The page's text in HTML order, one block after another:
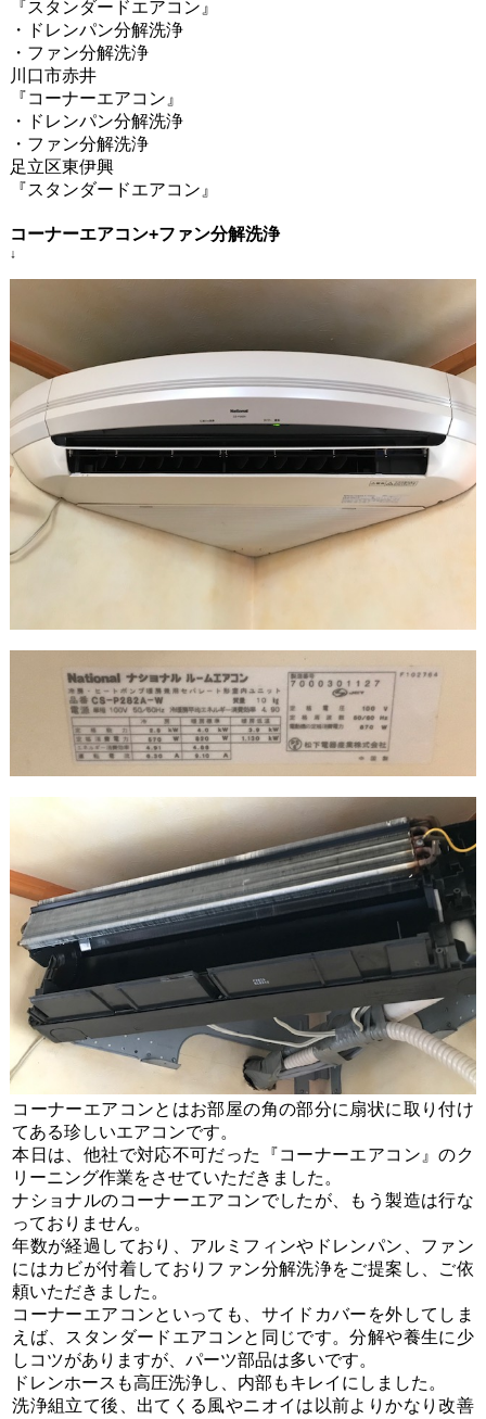
『スタンダードエアコン』
・ドレンパン分解洗浄
・ファン分解洗浄
川口市赤井
『コーナーエアコン』
・ドレンパン分解洗浄
・ファン分解洗浄
足立区東伊興
『スタンダードエアコン』
コーナーエアコン+ファン分解洗浄
↓
コーナーエアコンとはお部屋の角の部分に扇状に取り付け
てある珍しいエアコンです。
本日は、他社で対応不可だった『コーナーエアコン』のク
リーニング作業をさせていただきました。
ナショナルのコーナーエアコンでしたが、もう製造は行な
っておりません。
年数が経過しており、アルミフィンやドレンパン、ファン
にはカビが付着しておりファン分解洗浄をご提案し、ご依
頼いただきました。
コーナーエアコンといっても、サイドカバーを外してしま
えば、スタンダードエアコンと同じです。分解や養生に少
しコツがありますが、パーツ部品は多いです。
ドレンホースも高圧洗浄し、内部もキレイにしました。
洗浄組立て後、出てくる風やニオイは以前よりかなり改善